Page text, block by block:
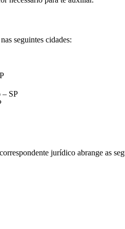
seguintes cidades:
– SP
jurídico abrange as